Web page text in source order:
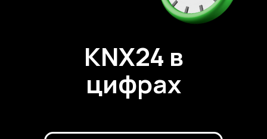
KNX24 в
цифрах